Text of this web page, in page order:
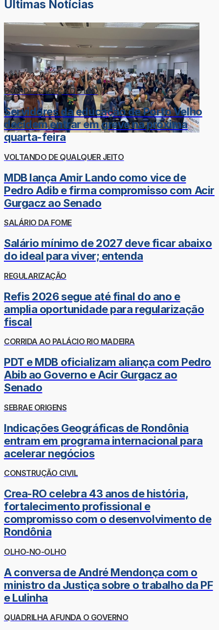
Últimas Notícias
DOR-DE-CABEÇA DO LÉO
Servidores da educação de Porto Velho
decidem entrar em greve na próxima
quarta-feira
VOLTANDO DE QUALQUER JEITO
MDB lança Amir Lando como vice de
Pedro Adib e firma compromisso com Acir
Gurgacz ao Senado
SALÁRIO DA FOME
Salário mínimo de 2027 deve ficar abaixo
do ideal para viver; entenda
REGULARIZAÇÃO
Refis 2026 segue até final do ano e
amplia oportunidade para regularização
fiscal
CORRIDA AO PALÁCIO RIO MADEIRA
PDT e MDB oficializam aliança com Pedro
Abib ao Governo e Acir Gurgacz ao
Senado
SEBRAE ORIGENS
Indicações Geográficas de Rondônia
entram em programa internacional para
acelerar negócios
CONSTRUÇÃO CIVIL
Crea-RO celebra 43 anos de história,
fortalecimento profissional e
compromisso com o desenvolvimento de
Rondônia
OLHO-NO-OLHO
A conversa de André Mendonça com o
ministro da Justiça sobre o trabalho da PF
e Lulinha
QUADRILHA AFUNDA O GOVERNO